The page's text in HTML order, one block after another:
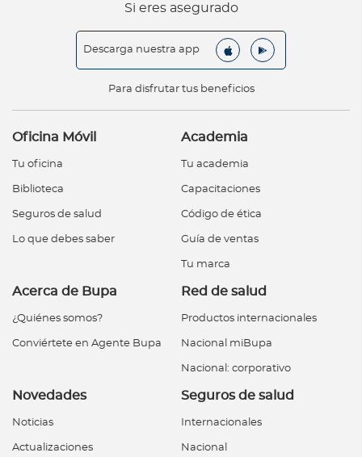
Si eres asegurado
Descarga nuestra app
Para disfrutar tus beneficios
Oficina Móvil
Tu oficina
Biblioteca
Seguros de salud
Lo que debes saber
Academia
Tu academia
Capacitaciones
Código de ética
Guía de ventas
Tu marca
Acerca de Bupa
¿Quiénes somos?
Conviértete en Agente Bupa
Red de salud
Productos internacionales
Nacional miBupa
Nacional: corporativo
Novedades
Noticias
Actualizaciones
Seguros de salud
Internacionales
Nacional